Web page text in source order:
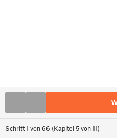
Schritt1 von66 (Kapitel 5von11)